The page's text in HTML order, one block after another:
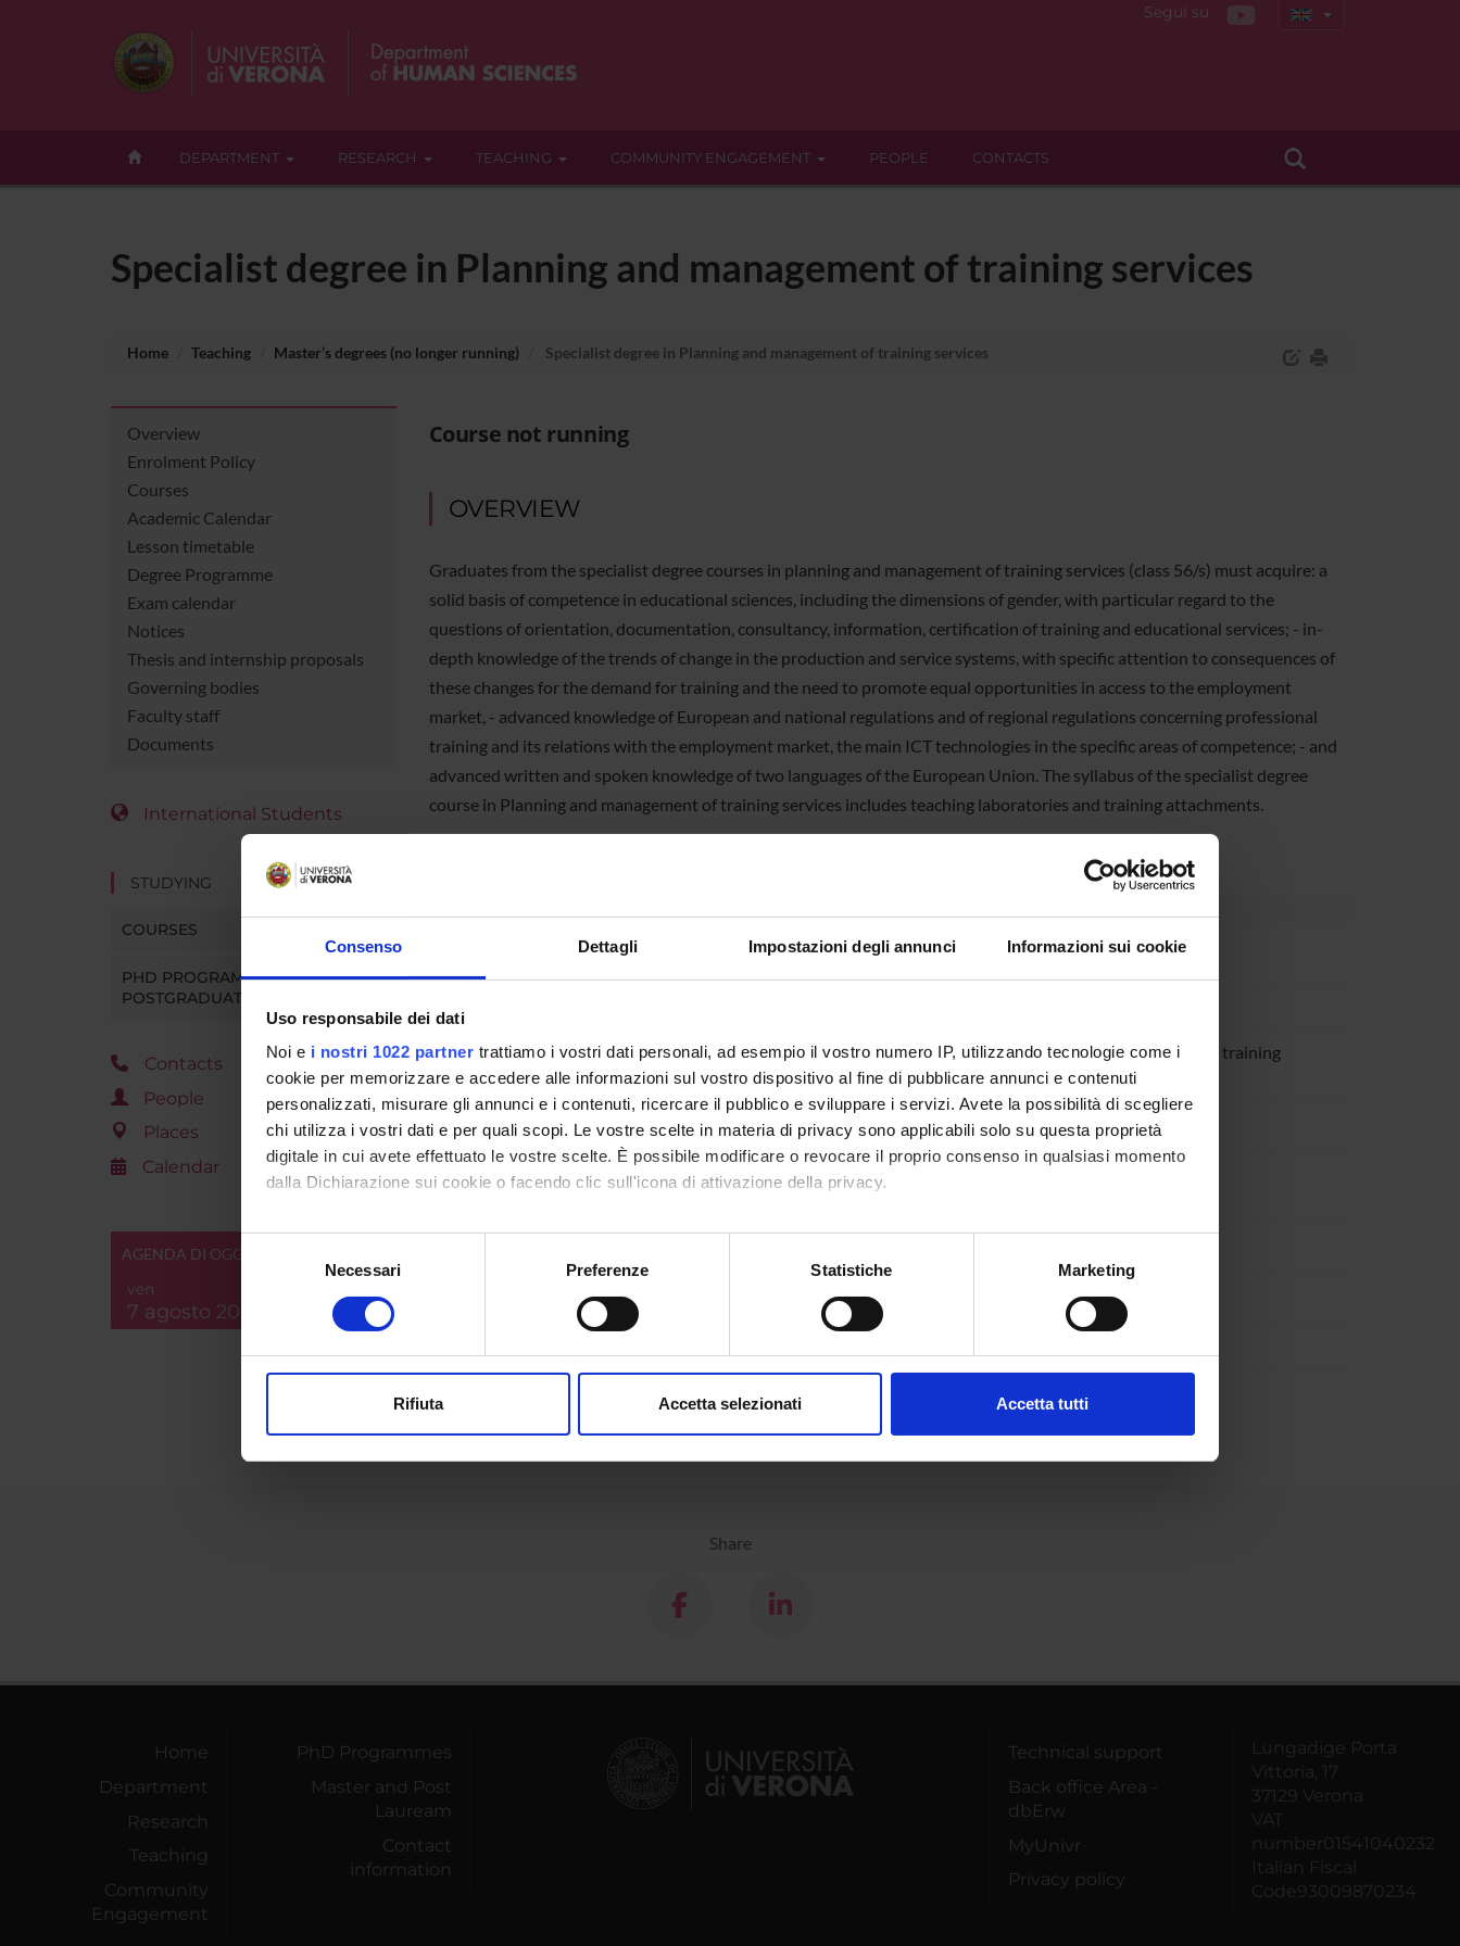
Consenso Dettagli Impostazioni degli annunci Informazioni sui cookie
Uso responsabile dei dati
Noi e i nostri 1022 partner trattiamo i vostri dati personali, ad esempio il vostro numero IP, utilizzando tecnologie come i
cookie per memorizzare e accedere alle informazioni sul vostro dispositivo al fine di pubblicare annunci e contenuti
personalizzati, misurare gli annunci e i contenuti, ricercare il pubblico e sviluppare i servizi. Avete la possibilità di scegliere
chi utilizza i vostri dati e per quali scopi. Le vostre scelte in materia di privacy sono applicabili solo su questa proprietà
digitale in cui avete effettuato le vostre scelte. È possibile modificare o revocare il proprio consenso in qualsiasi momento
dalla Dichiarazione sui cookie o facendo clic sull'icona di attivazione della privacy.
Con il tuo consenso, vorremmo anche:
raccogliere informazioni sulla tua posizione geografica, con un'approssimazione di qualche metro,
digitali).
modificare o ritirare il tuo consenso in qualsiasi momento dalla Dichiarazione sui cookie.
Selezione
Necessari Preferenze Statistiche Marketing
Rifiuta Accetta selezionati Accetta tutti
Segui su
DEPARTMENT RESEARCH TEACHING COMMUNITY ENGAGEMENT PEOPLE CONTACTS
Specialist degree in Planning and management of training services
Home Teaching Master’s degrees (no longer running) Specialist degree in Planning and management of training services
Overview
Enrolment Policy
Courses
Academic Calendar
Lesson timetable
Degree Programme
Exam calendar
Notices
Thesis and internship proposals
Governing bodies
Faculty staff
Documents
International Students
STUDYING
COURSES
PHD PROGRAMMES AND
POSTGRADUATE TRAINING
Contacts
People
Places
Calendar
AGENDA DI OGGI
ven
7 agosto 2026
Course not running
OVERVIEW
Graduates from the specialist degree courses in planning and management of training services (class 56/s) must acquire: a
solid basis of competence in educational sciences, including the dimensions of gender, with particular regard to the
questions of orientation, documentation, consultancy, information, certification of training and educational services; - in-
depth knowledge of the trends of change in the production and service systems, with specific attention to consequences of
these changes for the demand for training and the need to promote equal opportunities in access to the employment
market, - advanced knowledge of European and national regulations and of regional regulations concerning professional
training and its relations with the employment market, the main ICT technologies in the specific areas of competence; - and
advanced written and spoken knowledge of two languages of the European Union. The syllabus of the specialist degree
course in Planning and management of training services includes teaching laboratories and training attachments.
Specialized degree courses
Degree class
56/S - Postgraduate degree in planning and management of education and training
services
Supervisory body Collegio Didattico di Psicologia per la Formazione
administration
Operational unit Humanistic Studies Teaching and Student Services Unit
Share
Home
Department
Research
Teaching
Community
Engagement
PhD Programmes
Master and Post
Lauream
Contact
information
Technical support
Back office Area -
dbErw
MyUnivr
Privacy policy
Lungadige Porta
Vittoria, 17
37129 Verona
VAT
number01541040232
Italian Fiscal
Code93009870234